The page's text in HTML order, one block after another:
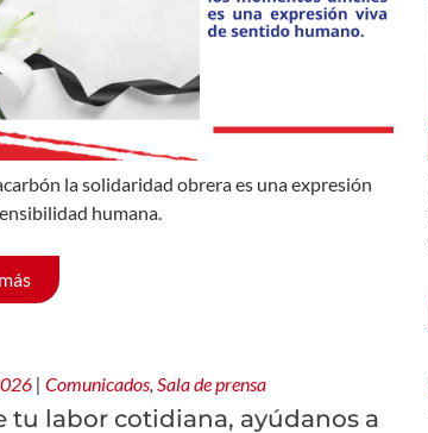
la solidaridad obrera es una expresión
humana.
| Comunicados, Sala de prensa
tu labor cotidiana, ayúdanos a